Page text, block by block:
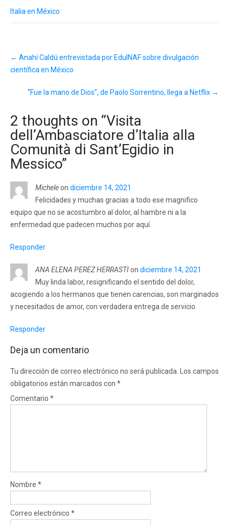
Italia en México
navigation
← Anahí Caldú entrevistada por EduINAF sobre divulgación
científica en México
“Fue la mano de Dios”, de Paolo Sorrentino, llega a Netflix →
2 thoughts on “Visita
dell’Ambasciatore d’Italia alla
Comunità di Sant’Egidio in
Messico”
Micheleon diciembre 14, 2021
Felicidades y muchas gracias a todo ese magnifico
equipo que no se acostumbro al dolor, al hambre ni a la
enfermedad que padecen muchos por aquí.
Responder
ANA ELENA PEREZ HERRASTIon diciembre 14, 2021
Muy linda labor, resignificando el sentido del dolor,
acogiendo a los hermanos que tienen carencias, son marginados
y necesitados de amor, con verdadera entrega de servicio.
Responder
Deja un comentario
Tu dirección de correo electrónico no será publicada.
Los campos
obligatorios están marcados con *
Comentario *
Nombre *
Correo electrónico *